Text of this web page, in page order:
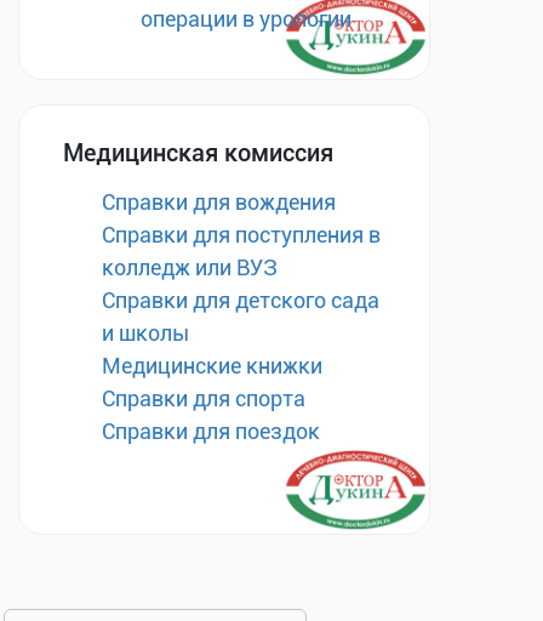
операции в урологии
Медицинская комиссия
Справки для вождения
Справки для поступления в
колледж или ВУЗ
Справки для детского сада
и школы
Медицинские книжки
Справки для спорта
Справки для поездок